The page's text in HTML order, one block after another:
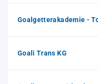
Goalgetterakademie -
Goali Trans KG